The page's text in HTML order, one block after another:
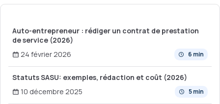
Auto-entrepreneur : rédiger un contrat de prestation
de service (2026)
6 min
24 février 2026
Statuts SASU: exemples, rédaction et coût (2026)
5 min
10 décembre 2025